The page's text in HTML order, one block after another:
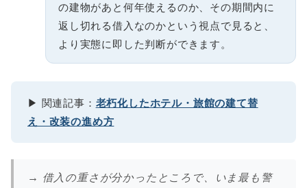
の建物があと何年使えるのか、その期間内に
返し切れる借入なのかという視点で見ると、
より実態に即した判断ができます。
▶ 関連記事： 老朽化したホテル・旅館の建て替
え・改装の進め方
→ 借入の重さが分かったところで、いま最も警